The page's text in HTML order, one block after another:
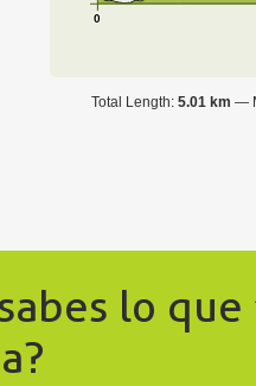
0
Total Length: 5.01 km
lo